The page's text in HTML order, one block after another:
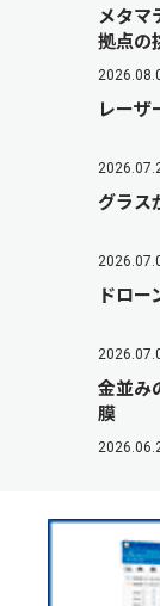
メタ
拠点の
レーザ
グラス
ドロ
金並み
膜